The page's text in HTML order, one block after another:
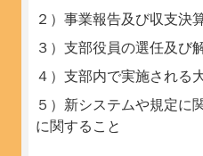
２）事業報告及び収支決
３）支部役員の選任及び
４）支部内で実施される
５）新システムや規定に
に関すること